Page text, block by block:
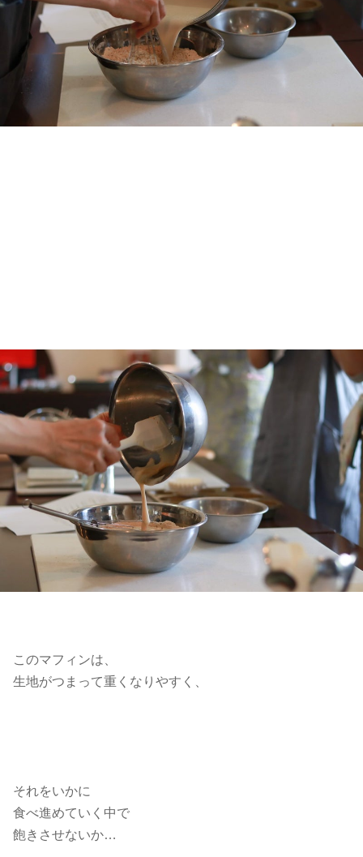
このマフィンは、
生地がつまって重くなりやすく、
それをいかに
食べ進めていく中で
飽きさせないか…